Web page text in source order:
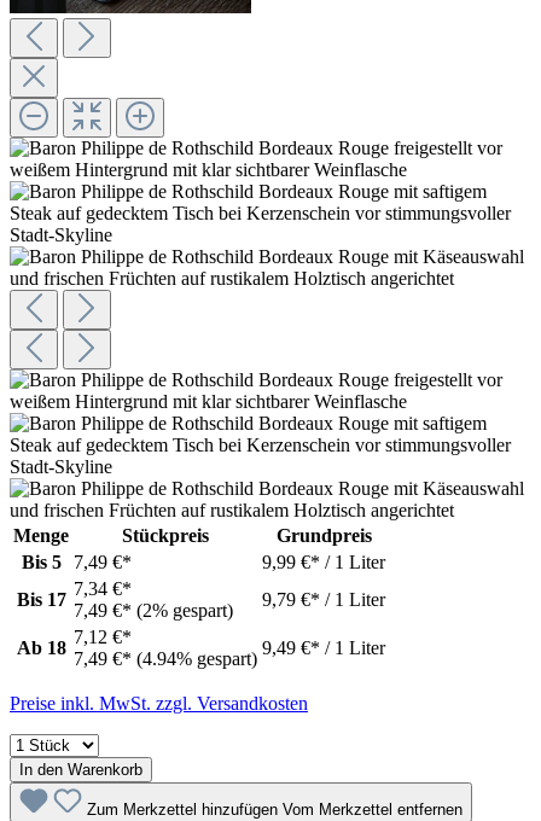
Menge Stückpreis
Grundpreis
Bis 5 7,49 €*
9,99 €* / 1 Liter
Bis 17
7,34 €*
7,49 €* (2% gespart)
9,79 €* / 1 Liter
Ab 18
7,12 €*
7,49 €* (4.94% gespart)
9,49 €* / 1 Liter
Preise inkl. MwSt. zzgl. Versandkosten
In den Warenkorb
Zum Merkzettel hinzufügen Vom Merkzettel entfernen